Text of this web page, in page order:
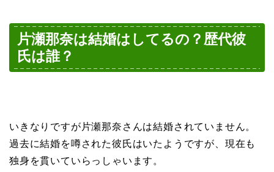
片瀬那奈は結婚はしてるの？歴代彼
氏は誰？
いきなりですが片瀬那奈さんは結婚されていません。
過去に結婚を噂された彼氏はいたようですが、現在も
独身を貫いていらっしゃいます。